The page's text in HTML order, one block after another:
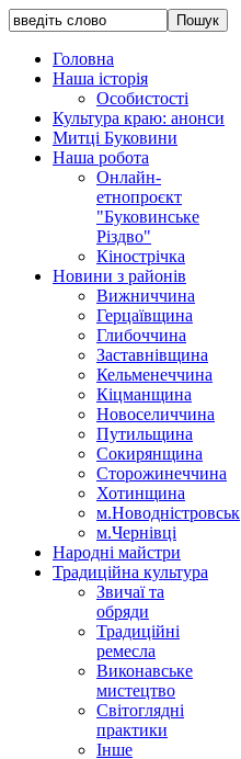
Головна
Наша історія
Особистості
Культура краю: анонси
Митці Буковини
Наша робота
Онлайн-
етнопроєкт
"Буковинське
Різдво"
Кінострічка
Новини з районів
Вижниччина
Герцаївщина
Глибоччина
Заставнівщина
Кельменеччина
Кіцманщина
Новоселиччина
Путильщина
Сокирянщина
Сторожинеччина
Хотинщина
м.Новодністровськ
м.Чернівці
Народні майстри
Традиційна культура
Звичаї та
обряди
Традиційні
ремесла
Виконавське
мистецтво
Світоглядні
практики
Інше